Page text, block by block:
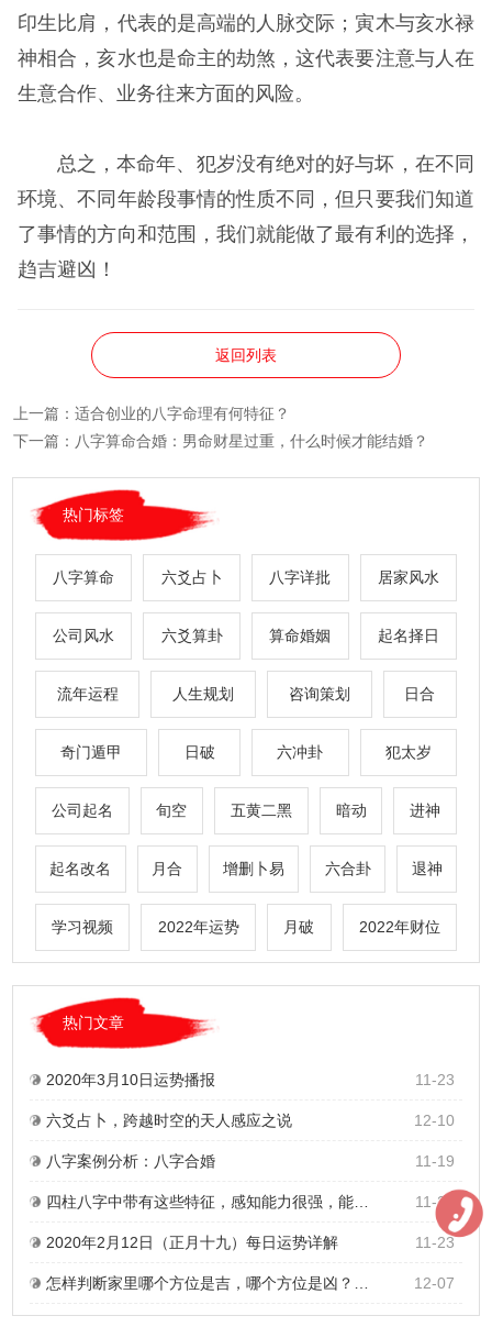
印生比肩，代表的是高端的人脉交际；寅木与亥水禄
神相合，亥水也是命主的劫煞，这代表要注意与人在
生意合作、业务往来方面的风险。
总之，本命年、犯岁没有绝对的好与坏，在不同
环境、不同年龄段事情的性质不同，但只要我们知道
了事情的方向和范围，我们就能做了最有利的选择，
趋吉避凶！
返回列表
上一篇： 适合创业的八字命理有何特征？
下一篇： 八字算命合婚：男命财星过重，什么时候才能结婚？
热门标签
八字算命 六爻占卜 八字详批 居家风水
公司风水 六爻算卦 算命婚姻 起名择日
流年运程 人生规划 咨询策划 日合
奇门遁甲 日破 六冲卦 犯太岁
公司起名 旬空 五黄二黑 暗动 进神
起名改名 月合 增删卜易 六合卦 退神
学习视频 2022年运势 月破 2022年财位
热门文章
2020年3月10日运势播报 11-23
六爻占卜，跨越时空的天人感应之说 12-10
八字案例分析：八字合婚 11-19
四柱八字中带有这些特征，感知能力很强，能预测未来，甚至有通灵能力 11-22
2020年2月12日（正月十九）每日运势详解 11-23
怎样判断家里哪个方位是吉，哪个方位是凶？家居招财风水方位怎样选择？ 12-07